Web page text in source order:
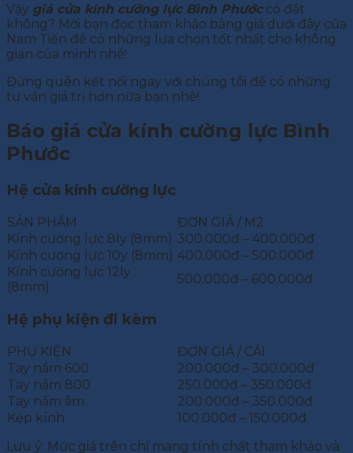
Vậy giá cửa kính cường lực Bình Phướccó đắt
không? Mời bạn đọc tham khảo bảng giá dưới đây của
Nam Tiến để có những lựa chọn tốt nhất cho không
gian của mình nhé!
Đừng quên kết nối ngay với chúng tôi để có những
tư vấn giá trị hơn nữa bạn nhé!
Báo giá cửa kính cường lực Bình
Phước
Hệ cửa kính cường lực
SẢN PHẨM
ĐƠN GIÁ / M2
Kính cường lực 8ly (8mm) 300.000đ – 400.000đ
Kính cường lực 10y (8mm) 400.000đ – 500.000đ
Kính cường lực 12ly
(8mm)
500.000đ – 600.000đ
Hệ phụ kiện đi kèm
PHỤ KIỆN
ĐƠN GIÁ / CÁI
Tay nắm 600
200.000đ – 300.000đ
Tay nắm 800
250.000đ – 350.000đ
Tay nắm âm
200.000đ – 350.000đ
Kẹp kính
100.000đ – 150.000đ
Lưu ý: Mức giá trên chỉ mang tính chất tham khảo và